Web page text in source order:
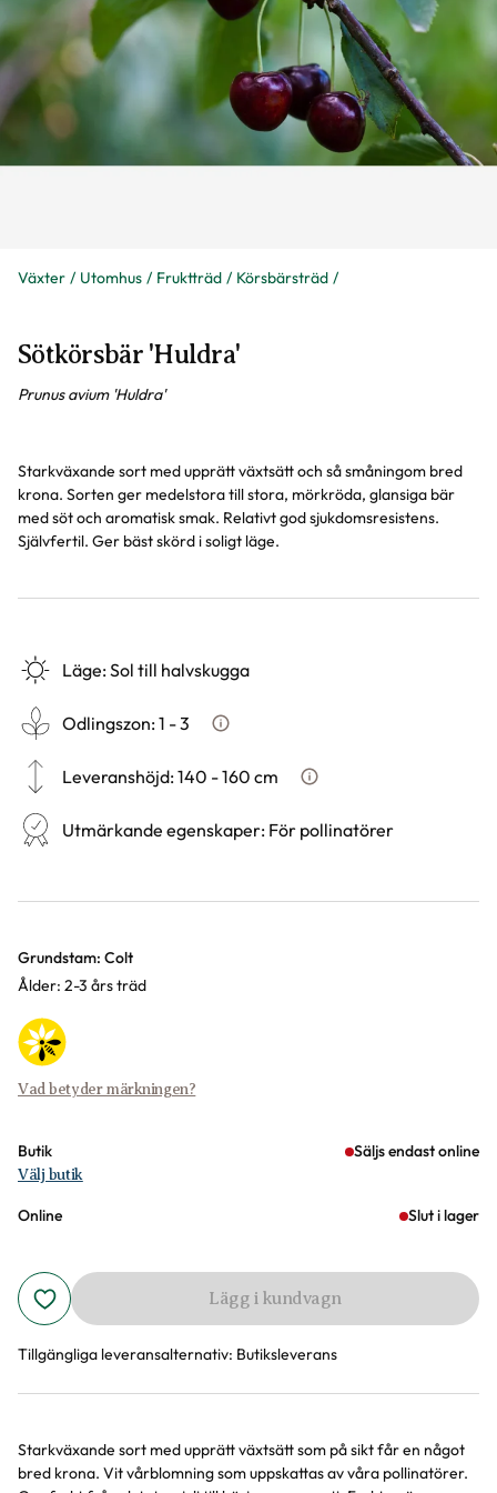
Växter Utomhus Fruktträd Körsbärsträd
Sötkörsbär 'Huldra'
Prunus avium 'Huldra'
Starkväxande sort med upprätt växtsätt och så småningom bred
krona. Sorten ger medelstora till stora, mörkröda, glansiga bär
med söt och aromatisk smak. Relativt god sjukdomsresistens.
Självfertil. Ger bäst skörd i soligt läge.
Läge:Sol till halvskugga
Odlingszon:1 - 3 Vad är odlingszon?
Leveranshöjd:140 - 160 cm Hur vi mäter leveranshöjd
Utmärkande egenskaper: För pollinatörer
Varianter
Grundstam: Colt
Ålder: 2-3 års träd
Vad betyder märkningen?
Butik Säljs endast online
Välj butik
Online Slut i lager
Lägg i kundvagn
Tillgängliga leveransalternativ: Butiksleverans
Produktinformation
Starkväxande sort med upprätt växtsätt som på sikt får en något
bred krona. Vit vårblomning som uppskattas av våra pollinatörer.